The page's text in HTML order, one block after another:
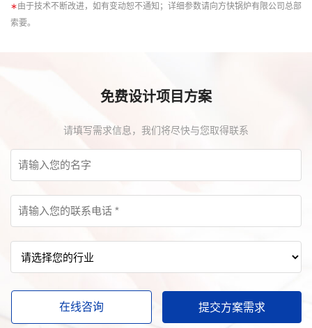
∗由于技术不断改进，如有变动恕不通知；详细参数请向方快锅炉有限公司总部
索要。
免费设计项目方案
请填写需求信息，我们将尽快与您取得联系
在线咨询